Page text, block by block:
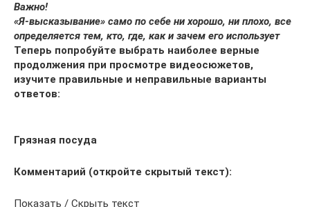
Важно!
«Я-высказывание» само по себе ни хорошо, ни плохо, все
определяется тем, кто, где, как и зачем его использует
Теперь попробуйте выбрать наиболее верные
продолжения при просмотре видеосюжетов,
изучите правильные и неправильные варианты
ответов:
Грязная посуда
Комментарий (откройте скрытый текст):
Показать / Скрыть текст